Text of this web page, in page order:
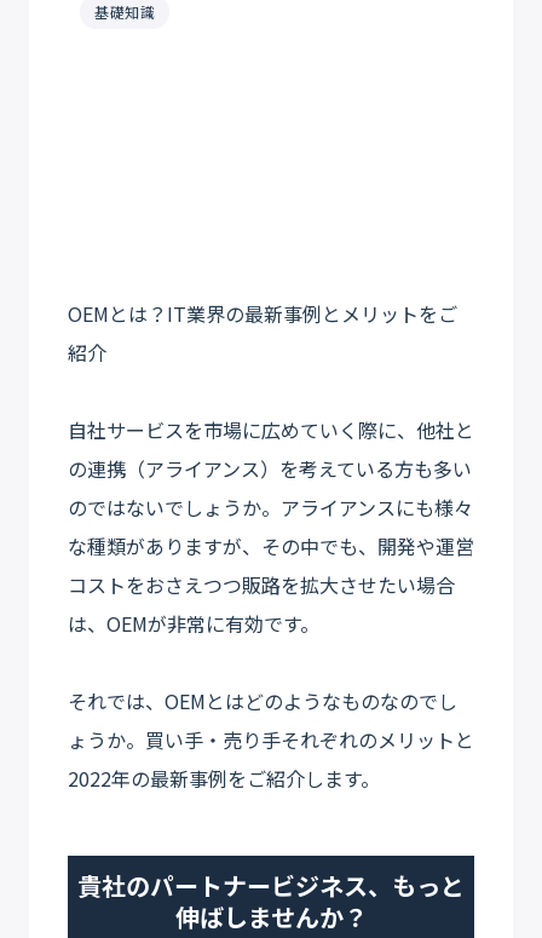
基礎知識
OEMとは？IT業界の最新事例とメリットをご
紹介
自社サービスを市場に広めていく際に、他社と
の連携（アライアンス）を考えている方も多い
のではないでしょうか。アライアンスにも様々
な種類がありますが、その中でも、開発や運営
コストをおさえつつ販路を拡大させたい場合
は、OEMが非常に有効です。
それでは、OEMとはどのようなものなのでし
ょうか。買い手・売り手それぞれのメリットと
2022年の最新事例をご紹介します。
貴社のパートナービジネス、もっと
伸ばしませんか？